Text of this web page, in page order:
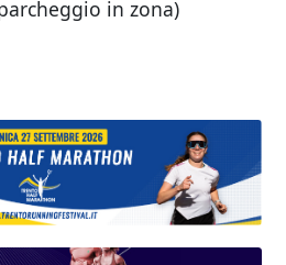
in zona)